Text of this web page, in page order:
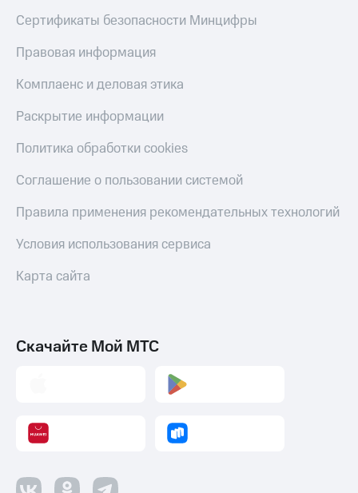
Сертификаты безопасности Минцифры
Правовая информация
Комплаенс и деловая этика
Раскрытие информации
Политика обработки cookies
Соглашение о пользовании системой
Правила применения рекомендательных технологий
Условия использования сервиса
Карта сайта
Скачайте Мой МТС